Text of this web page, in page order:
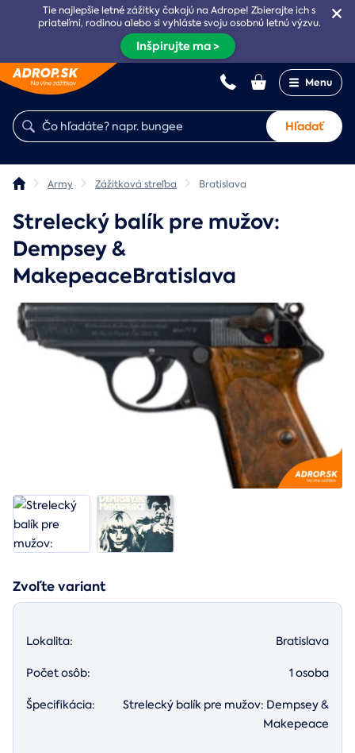
Tie najlepšie letné zážitky čakajú na Adrope! Zbierajte ich s
priateľmi, rodinou alebo si vyhláste svoju osobnú letnú výzvu.
Inšpirujte ma >
Menu
Hľadať
Army Zážitková streľba Bratislava
Strelecký balík pre mužov:
Dempsey &
MakepeaceBratislava
Zvoľte variant
Lokalita: Bratislava
Počet osôb: 1 osoba
Špecifikácia:
Strelecký balík pre mužov: Dempsey &
Makepeace